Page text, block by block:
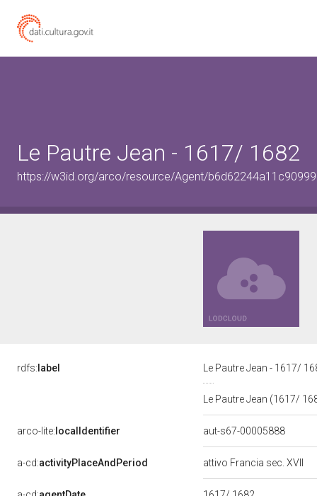
Le Pautre Jean - 1617/ 1682
https://w3id.org/arco/resource/Agent/
rdfs: label Le Pautre Jean - 1617/
Le Pautre Jean (1617/
arco-lite: localIdentifier aut-s67-00005888
a-cd:activityPlaceAndPeriod attivo Francia sec. XVII